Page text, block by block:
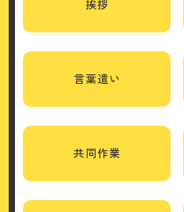
挨拶
言葉遣い
共同作業